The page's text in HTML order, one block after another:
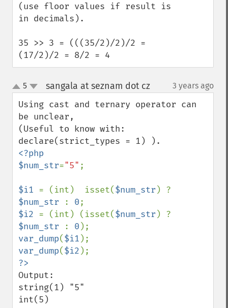
(use floor values if result is
in decimals).
35 >> 3 = (((35/2)/2)/2 =
(17/2)/2 = 8/2 = 4
up
down
5 sangala at seznam dot cz¶ 3 years ago
Using cast and ternary operator can
be unclear,
(Useful to know with:
<?php
$num_str="5" ;
$i1 = (int)  isset($num_str
$num_str
: 0
$i2 = (int) (isset($num_str
$num_str
: 0
var_dump($i1
var_dump($i2
Output:
string(1) "5"
int(5)